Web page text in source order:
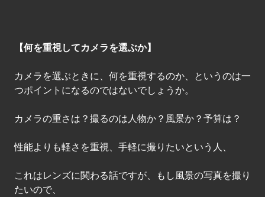
【何を重視してカメラを選ぶか】
カメラを選ぶときに、何を重視するのか、というのは一
つポイントになるのではないでしょうか。
カメラの重さは？撮るのは人物か？風景か？予算は？
性能よりも軽さを重視、手軽に撮りたいという人、
これはレンズに関わる話ですが、もし風景の写真を撮り
たいので、